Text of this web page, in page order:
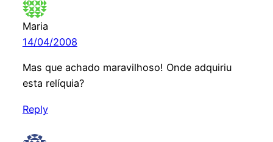
Maria
14/04/2008
Mas que achado maravilhoso! Onde adquiriu
esta relíquia?
Reply